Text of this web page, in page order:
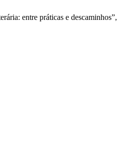
entre práticas e descaminhos”,